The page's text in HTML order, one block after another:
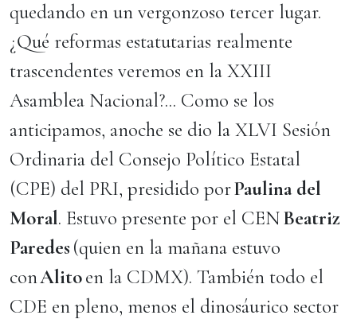
quedando en un vergonzoso tercer lugar.
¿Qué reformas estatutarias realmente
trascendentes veremos en la XXIII
Asamblea Nacional?... Como se los
anticipamos, anoche se dio la XLVI Sesión
Ordinaria del Consejo Político Estatal
(CPE) del PRI, presidido porPaulina del
Moral. Estuvo presente por el CENBeatriz
Paredes (quien en la mañana estuvo
conAlitoen la CDMX). También todo el
CDE en pleno, menos el dinosáurico sector